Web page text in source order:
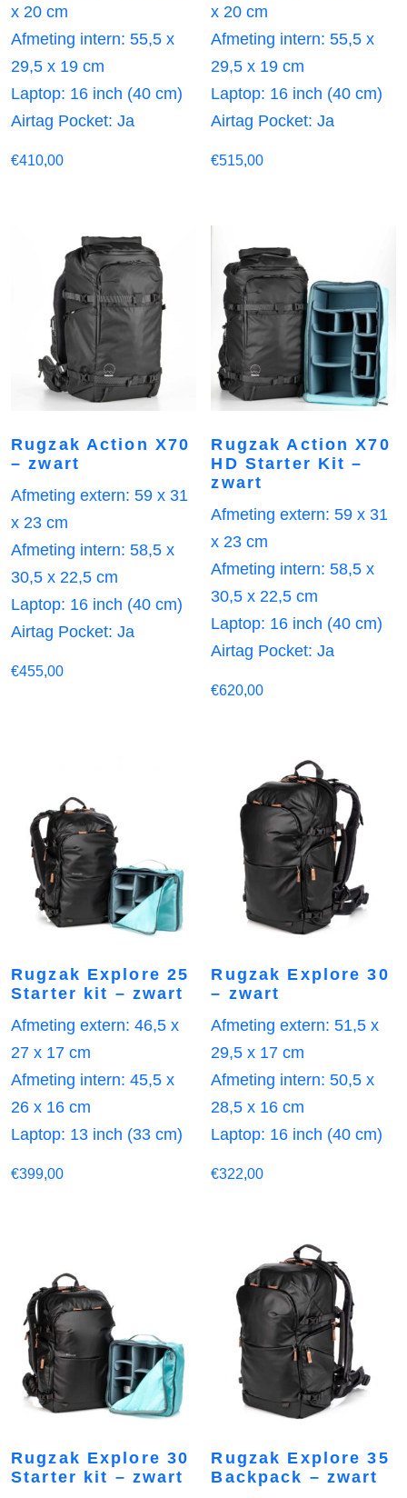
x 20 cm
Afmeting intern: 55,5 x
29,5 x 19 cm
Laptop: 16 inch (40 cm)
Airtag Pocket: Ja
€410,00
x 20 cm
Afmeting intern: 55,5 x
29,5 x 19 cm
Laptop: 16 inch (40 cm)
Airtag Pocket: Ja
€515,00
Rugzak Action X70
– zwart
Afmeting extern: 59 x 31
x 23 cm
Afmeting intern: 58,5 x
30,5 x 22,5 cm
Laptop: 16 inch (40 cm)
Airtag Pocket: Ja
€455,00
Rugzak Action X70
HD Starter Kit –
zwart
Afmeting extern: 59 x 31
x 23 cm
Afmeting intern: 58,5 x
30,5 x 22,5 cm
Laptop: 16 inch (40 cm)
Airtag Pocket: Ja
€620,00
Rugzak Explore 25
Starter kit – zwart
Afmeting extern: 46,5 x
27 x 17 cm
Afmeting intern: 45,5 x
26 x 16 cm
Laptop: 13 inch (33 cm)
€399,00
Rugzak Explore 30
– zwart
Afmeting extern: 51,5 x
29,5 x 17 cm
Afmeting intern: 50,5 x
28,5 x 16 cm
Laptop: 16 inch (40 cm)
€322,00
Rugzak Explore 30
Starter kit – zwart
Rugzak Explore 35
Backpack – zwart